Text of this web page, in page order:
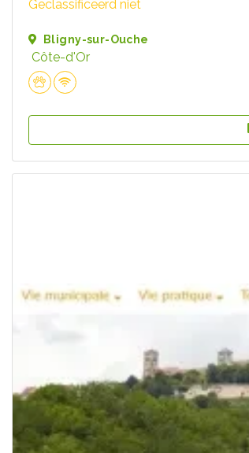
Geclassificeerd niet
Bligny-sur-Ouche
Côte-d'Or